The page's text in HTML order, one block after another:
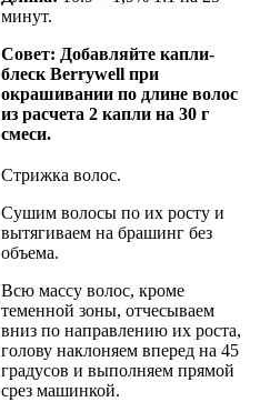
минут.
Совет: Добавляйте капли-
блеск Berrywell при
окрашивании по длине волос
из расчета 2 капли на 30 г
смеси.
Стрижка волос.
Сушим волосы по их росту и
вытягиваем на брашинг без
объема.
Всю массу волос, кроме
теменной зоны, отчесываем
вниз по направлению их роста,
голову наклоняем вперед на 45
градусов и выполняем прямой
срез машинкой.